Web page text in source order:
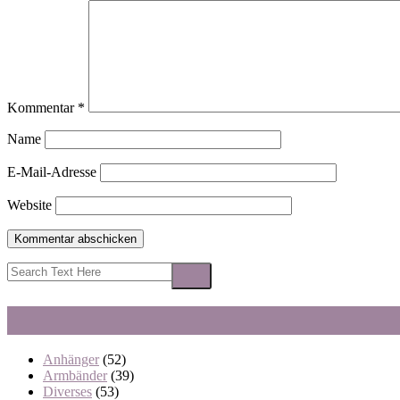
Kommentar *
Name
E-Mail-Adresse
Website
Anhänger (52)
Armbänder (39)
Diverses (53)